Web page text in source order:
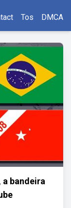
Tos DMCA
a bandeira